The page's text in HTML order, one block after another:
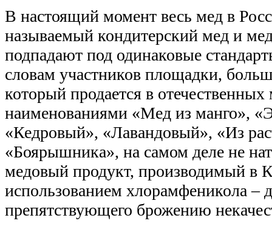
В настоящий момент весь мед в
называемый кондитерский мед и
подпадают под одинаковые
словам участников площадки,
который продается в отечественных
наименованиями «Мед из манго»,
«Кедровый», «Лавандовый», «Из
«Боярышника», на самом деле не
медовый продукт, производимый в
использованием хлорамфеникола –
препятствующего брожению